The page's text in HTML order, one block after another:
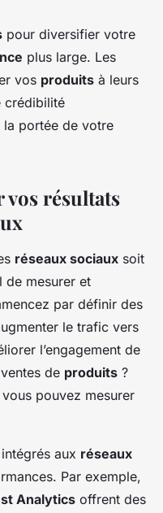
pour diversifier votre
plus large. Les
vos produits à leurs
crédibilité
la portée de votre
résultats
réseaux sociaux soit
de mesurer et
par définir des
le trafic vers
l’engagement de
de produits ?
pouvez mesurer
intégrés aux réseaux
Par exemple,
Analytics offrent des